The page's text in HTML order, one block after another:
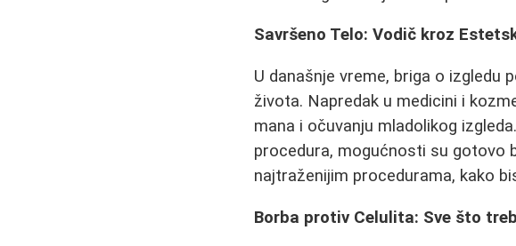
Savršeno Telo: Vodič kroz
U današnje vreme, briga o izgledu
života. Napredak u medicini i
mana i očuvanju mladolikog
procedura, mogućnosti su gotovo
najtraženijim procedurama, kako
Borba protiv Celulita: Sve što